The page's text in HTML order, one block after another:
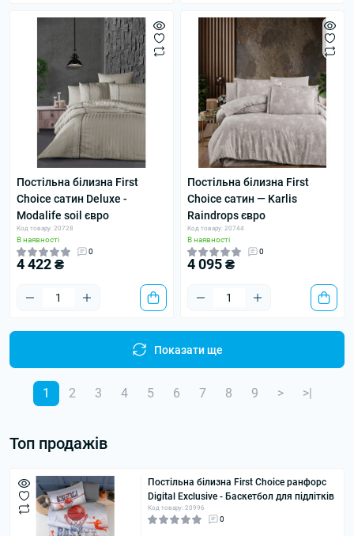
Постільна білизна First
Choice сатин Deluxe -
Modalife soil євро
Код товару: 20728
В наявності
0
4 422 ₴
Постільна білизна First
Choice сатин — Karlis
Raindrops євро
Код товару: 20744
В наявності
0
4 095 ₴
Показати ще
1 2 3 4 5 6 7 8 9 > >|
Топ продажів
Постільна білизна First Choice ранфорс
Digital Exclusive - Баскетбол для підлітків
Код товару: 20996
0